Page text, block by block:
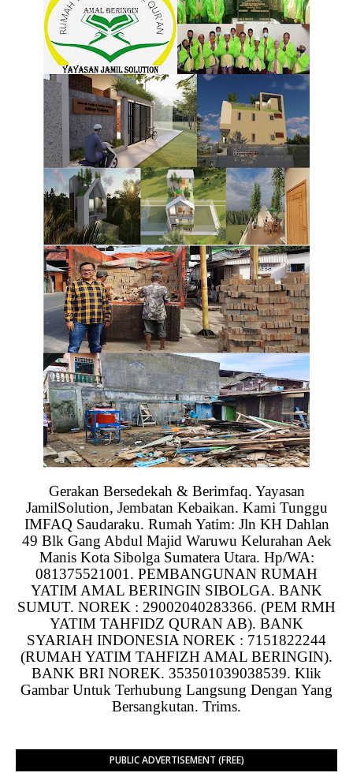
Gerakan Bersedekah & Berimfaq. Yayasan
JamilSolution, Jembatan Kebaikan. Kami Tunggu
IMFAQ Saudaraku. Rumah Yatim: Jln KH Dahlan
49 Blk Gang Abdul Majid Waruwu Kelurahan Aek
Manis Kota Sibolga Sumatera Utara. Hp/WA:
081375521001. PEMBANGUNAN RUMAH
YATIM AMAL BERINGIN SIBOLGA. BANK
SUMUT. NOREK : 29002040283366. (PEM RMH
YATIM TAHFIDZ QURAN AB). BANK
SYARIAH INDONESIA NOREK : 7151822244
(RUMAH YATIM TAHFIZH AMAL BERINGIN).
BANK BRI NOREK. 353501039038539. Klik
Gambar Untuk Terhubung Langsung Dengan Yang
Bersangkutan. Trims.
PUBLIC ADVERTISEMENT (FREE)